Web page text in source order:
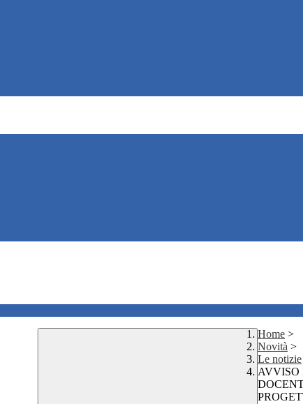
Home >
Novità >
Le notizie
AVVISO